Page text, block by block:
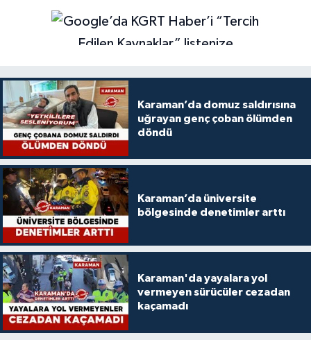
Karaman’da domuz saldırısına
uğrayan genç çoban ölümden
döndü
Karaman’da üniversite
bölgesinde denetimler arttı
Karaman'da yayalara yol
vermeyen sürücüler cezadan
kaçamadı